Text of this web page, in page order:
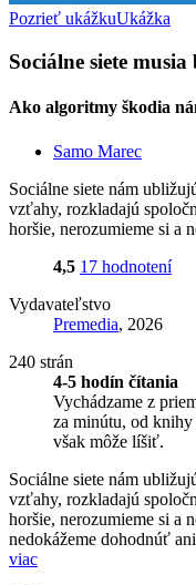
Pozrieť ukážkuUkážka
Sociálne siete
Ako algoritmy škodia
Samo Marec
Sociálne siete nám
vzťahy, rozkladajú
horšie, nerozumieme si a
4,5 17 hodnotení
Vydavateľstvo
Premedia, 2026
240 strán
4-5 hodín čítania
Vychádzame z
za minútu, od
však môže líšiť.
Sociálne siete nám
vzťahy, rozkladajú
horšie, nerozumieme si a
nedokážeme dohodnúť
viac